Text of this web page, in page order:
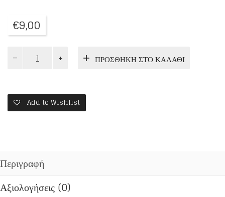
€9,00
ΝΙΚΟΛΑΟΣ
ποσότητα
ΠΡΟΣΘΉΚΗ ΣΤΟ ΚΑΛΆΘΙ
Add to Wishlist
Περιγραφή
Αξιολογήσεις (0)